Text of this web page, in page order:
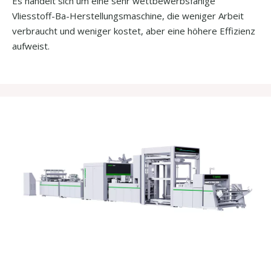
Vliesstoff-Ba-Herstellungsmaschine, die weniger Arbeit
verbraucht und weniger kostet, aber eine höhere Effizienz
aufweist.